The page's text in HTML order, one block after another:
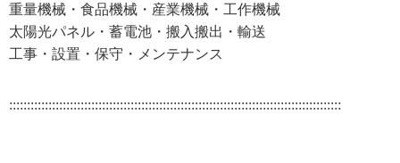
重量機械・食品機械・産業機械・工作機械
太陽光パネル・蓄電池・搬入搬出・輸送
工事・設置・保守・メンテナンス
:::::::::::::::::::::::::::::::::::::::::::::::::::::::::::::::::::::::::::::::::::::::::::::